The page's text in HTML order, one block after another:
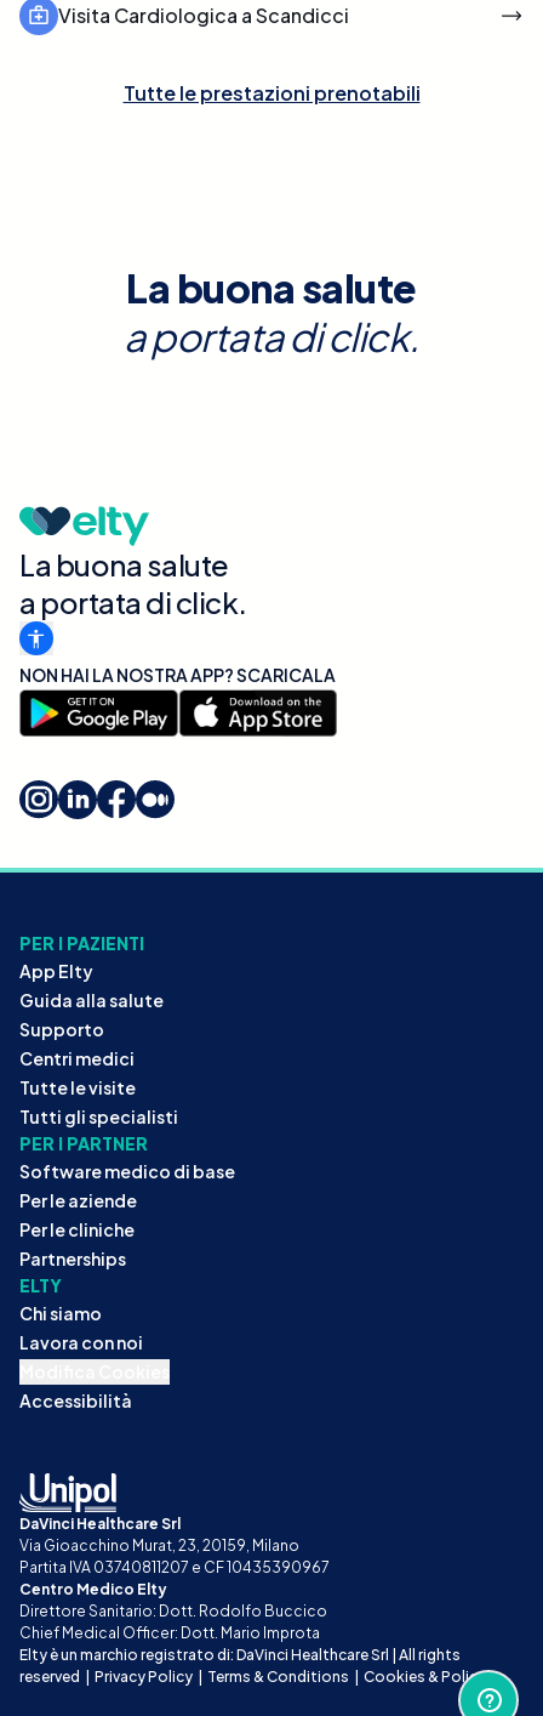
Visita Cardiologica a Scandicci
Tutte le prestazioni prenotabili
La buona salute
a portata di click.
La buona salute
a portata di click.
NON HAI LA NOSTRA APP? SCARICALA
PER I PAZIENTI
App Elty
Guida alla salute
Supporto
Centri medici
Tutte le visite
Tutti gli specialisti
PER I PARTNER
Software medico di base
Per le aziende
Per le cliniche
Partnerships
ELTY
Chi siamo
Lavora con noi
Accessibilità
DaVinci Healthcare Srl
Via Gioacchino Murat, 23, 20159, Milano
Partita IVA 03740811207 e CF 10435390967
Centro Medico Elty
Direttore Sanitario: Dott. Rodolfo Buccico
Chief Medical Officer: Dott. Mario Improta
Elty è un marchio registrato di: DaVinci Healthcare Srl | All rights
reserved | Privacy Policy | Terms & Conditions | Cookies & Policy